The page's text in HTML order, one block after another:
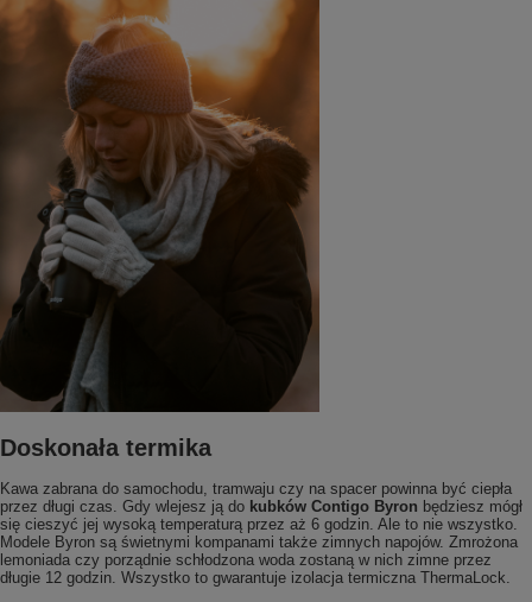
Doskonała termika
Kawa zabrana do samochodu, tramwaju czy na spacer powinna być ciepła
przez długi czas. Gdy wlejesz ją do kubków Contigo Byron będziesz mógł
się cieszyć jej wysoką temperaturą przez aż 6 godzin. Ale to nie wszystko.
Modele Byron są świetnymi kompanami także zimnych napojów. Zmrożona
lemoniada czy porządnie schłodzona woda zostaną w nich zimne przez
długie 12 godzin. Wszystko to gwarantuje izolacja termiczna ThermaLock.